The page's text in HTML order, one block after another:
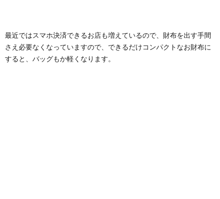
最近ではスマホ決済できるお店も増えているので、財布を出す手間
さえ必要なくなっていますので、できるだけコンパクトなお財布に
すると、バッグもか軽くなります。